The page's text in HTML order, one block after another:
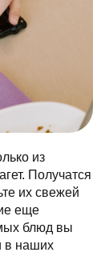
из
Получатся
их свежей
еще
блюд вы
в наших